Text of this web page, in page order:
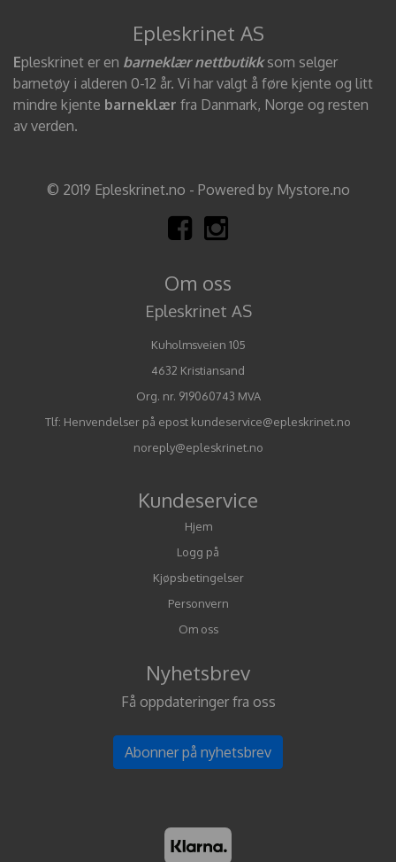
Epleskrinet AS
Epleskrinet er en barneklær nettbutikksom selger
barnetøy i alderen 0-12 år. Vi har valgt å føre kjente og litt
mindre kjente barneklær fra Danmark, Norge og resten
av verden.
© 2019 Epleskrinet.no - Powered by Mystore.no
Om oss
Epleskrinet AS
Kuholmsveien 105
4632 Kristiansand
Org. nr. 919060743 MVA
Tlf: Henvendelser på epost kundeservice@epleskrinet.no
noreply@epleskrinet.no
Kundeservice
Hjem
Logg på
Kjøpsbetingelser
Personvern
Om oss
Nyhetsbrev
Få oppdateringer fra oss
Abonner på nyhetsbrev